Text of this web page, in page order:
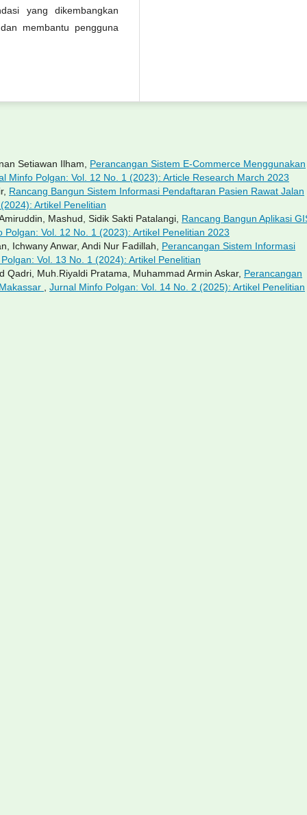
yang dikembangkan
membantu pengguna
Setiawan Ilham, Perancangan Sistem E-Commerce Menggunakan
Minfo Polgan: Vol. 12 No. 1 (2023): Article Research March 2023
Rancang Bangun Sistem Informasi Pendaftaran Pasien Rawat Jalan
Artikel Penelitian
Mashud, Sidik Sakti Patalangi, Rancang Bangun Aplikasi
Polgan: Vol. 12 No. 1 (2023): Artikel Penelitian 2023
Ichwany Anwar, Andi Nur Fadillah, Perancangan Sistem Informasi
Vol. 13 No. 1 (2024): Artikel Penelitian
Muh.Riyaldi Pratama, Muhammad Armin Askar, Perancangan
Jurnal Minfo Polgan: Vol. 14 No. 2 (2025): Artikel Penelitian